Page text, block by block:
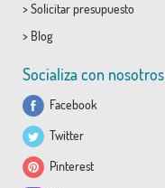
> Solicitar presupuesto
> Blog
Socializa con nosotros
Facebook
Twitter
Pinterest